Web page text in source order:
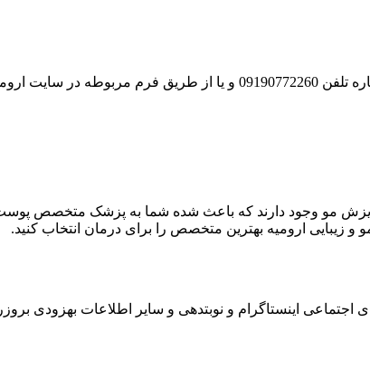
حاصل فرمائید
مو وجود دارند که باعث شده شما به پزشک متخصص پوست، مو
ارومیه بهترین متخصص را برای درمان انتخاب کنید.
اینستاگرام و نوبتدهی و سایر اطلاعات بهزودی